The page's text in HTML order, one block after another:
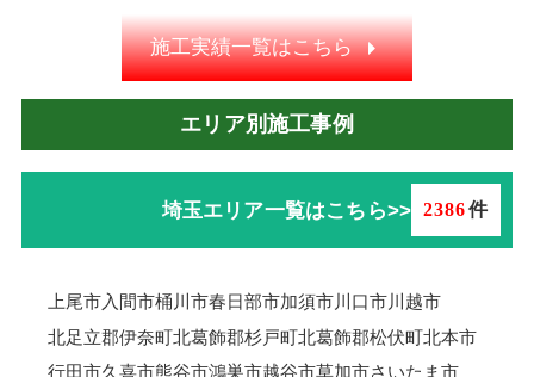
施工実績一覧はこちら
エリア別施工事例
埼玉エリア一覧はこちら>> 2386件
上尾市入間市桶川市春日部市加須市川口市川越市
北足立郡伊奈町北葛飾郡杉戸町北葛飾郡松伏町北本市
行田市久喜市熊谷市鴻巣市越谷市草加市さいたま市